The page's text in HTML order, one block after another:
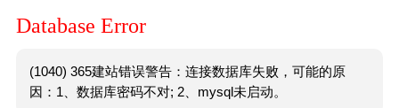
Database Error
(1040) 365建站错误警告：连接数据库失败，可能的原
因：1、数据库密码不对; 2、mysql未启动。